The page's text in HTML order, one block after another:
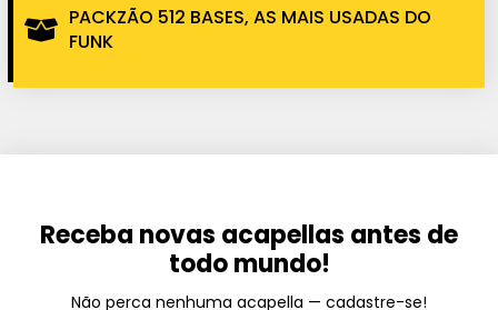
PACKZÃO 512 BASES, AS MAIS USADAS DO
FUNK
Receba novas acapellas antes de
todo mundo!
Não perca nenhuma acapella — cadastre-se!